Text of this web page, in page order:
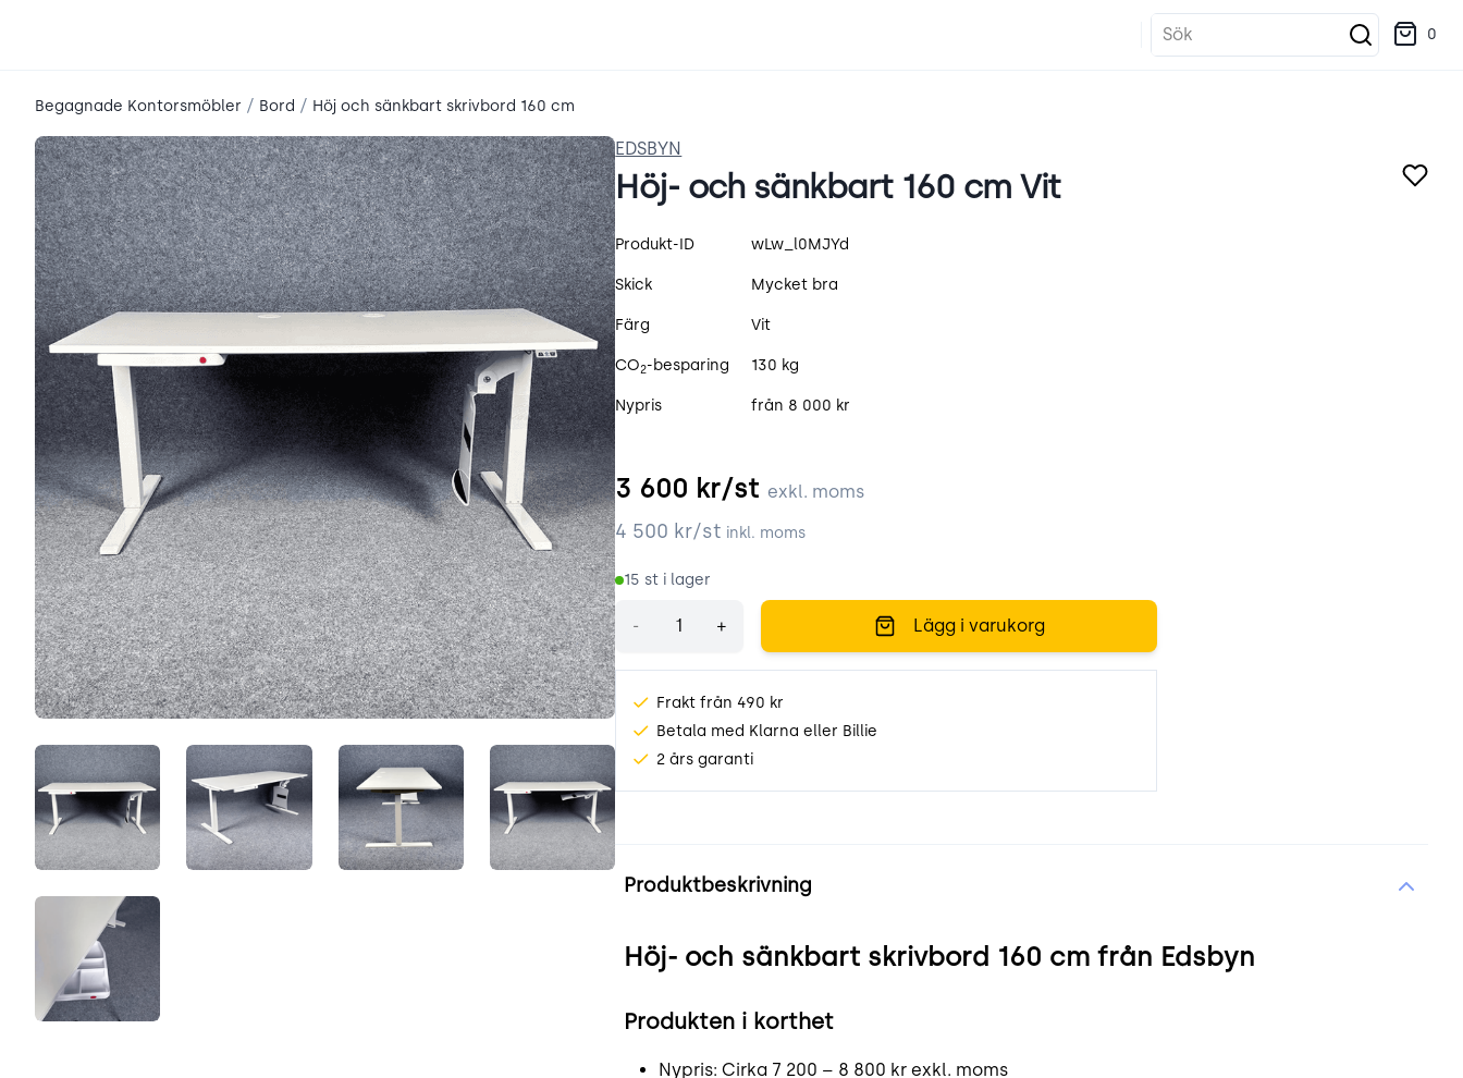
Sök 0
Begagnade Kontorsmöbler / Bord / Höj och sänkbart skrivbord 160 cm
Edsbyn 160x80 hoj- o sankbart skrivbord_1.png
Edsbyn 160x80 hoj- o sankbart skrivbord_2.png
Edsbyn 160x80 hoj- o sankbart skrivbord_3.png
Edsbyn 160x80 hoj- o sankbart skrivbord_4.png
Edsbyn 160x80 hoj- o sankbart skrivbord_5.png
EDSBYN
Höj- och sänkbart 160 cm Vit
Produktspecifikation
Produkt-ID wLw_l0MJYd
Skick Mycket bra
Färg Vit
CO2-besparing 130 kg
Nypris från 8 000 kr
3 600 kr/st exkl. moms
4 500 kr/st inkl. moms
15 st i lager
- + Lägg i varukorg
Frakt från 490 kr
Betala med Klarna eller Billie
2 års garanti
Produktbeskrivning
Höj- och sänkbart skrivbord 160 cm från Edsbyn
Produkten i korthet
Nypris: Cirka 7 200 – 8 800 kr exkl. moms